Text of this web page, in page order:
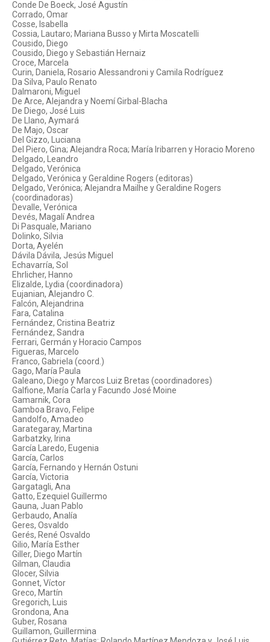
Conde De Boeck, José Agustín
Corrado, Omar
Cosse, Isabella
Cossia, Lautaro; Mariana Busso y Mirta Moscatelli
Cousido, Diego
Cousido, Diego y Sebastián Hernaiz
Croce, Marcela
Curin, Daniela, Rosario Alessandroni y Camila Rodríguez
Da Silva, Paulo Renato
Dalmaroni, Miguel
De Arce, Alejandra y Noemí Girbal-Blacha
De Diego, José Luis
De Llano, Aymará
De Majo, Oscar
Del Gizzo, Luciana
Del Piero, Gina; Alejandra Roca; María Iribarren y Horacio Moreno
Delgado, Leandro
Delgado, Verónica
Delgado, Verónica y Geraldine Rogers (editoras)
Delgado, Verónica; Alejandra Mailhe y Geraldine Rogers
(coordinadoras)
Devalle, Verónica
Devés, Magalí Andrea
Di Pasquale, Mariano
Dolinko, Silvia
Dorta, Ayelén
Dávila Dávila, Jesús Miguel
Echavarría, Sol
Ehrlicher, Hanno
Elizalde, Lydia (coordinadora)
Eujanian, Alejandro C.
Falcón, Alejandrina
Fara, Catalina
Fernández, Cristina Beatriz
Fernández, Sandra
Ferrari, Germán y Horacio Campos
Figueras, Marcelo
Franco, Gabriela (coord.)
Gago, María Paula
Galeano, Diego y Marcos Luiz Bretas (coordinadores)
Galfione, María Carla y Facundo José Moine
Gamarnik, Cora
Gamboa Bravo, Felipe
Gandolfo, Amadeo
Garategaray, Martina
Garbatzky, Irina
García Laredo, Eugenia
García, Carlos
García, Fernando y Hernán Ostuni
García, Victoria
Gargatagli, Ana
Gatto, Ezequiel Guillermo
Gauna, Juan Pablo
Gerbaudo, Analía
Geres, Osvaldo
Gerés, René Osvaldo
Gilio, María Esther
Giller, Diego Martín
Gilman, Claudia
Glocer, Silvia
Gonnet, Víctor
Greco, Martín
Gregorich, Luis
Grondona, Ana
Guber, Rosana
Guillamon, Guillermina